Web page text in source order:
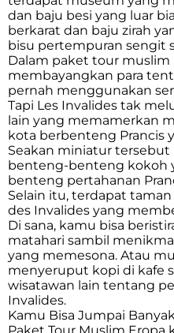
dan baju besi yang luar
berkarat dan baju zirah
bisu pertempuran sengit
Dalam paket tour muslim
membayangkan para
pernah menggunakan
Tapi Les Invalides tak
lain yang memamerkan
kota berbenteng Prancis
Seakan miniatur
benteng-benteng kokoh
benteng pertahanan
Selain itu, terdapat
des Invalides yang
Di sana, kamu bisa
matahari sambil
yang memesona. Atau
menyeruput kopi di kafe
wisatawan lain tentang
Invalides.
Kamu Bisa Jumpai